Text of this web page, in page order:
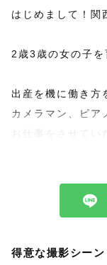
はじめまして！
2歳3歳の女の子
出産を機に働き方
カメラマン、ピア
カップルフォト、
得意な撮影シーン